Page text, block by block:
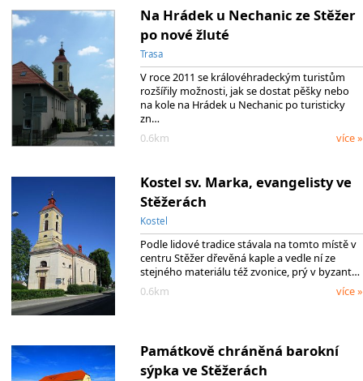
Na Hrádek u Nechanic ze Stěžer
po nové žluté
Trasa
V roce 2011 se královéhradeckým turistům
rozšířily možnosti, jak se dostat pěšky nebo
na kole na Hrádek u Nechanic po turisticky
zn…
0.6km
více »
Kostel sv. Marka, evangelisty ve
Stěžerách
Kostel
Podle lidové tradice stávala na tomto místě v
centru Stěžer dřevěná kaple a vedle ní ze
stejného materiálu též zvonice, prý v byzant…
0.6km
více »
Památkově chráněná barokní
sýpka ve Stěžerách